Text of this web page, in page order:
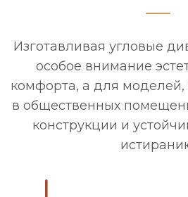
Изготавливая угловые
особое внимание
комфорта, а для моделей,
в общественных
конструкции и